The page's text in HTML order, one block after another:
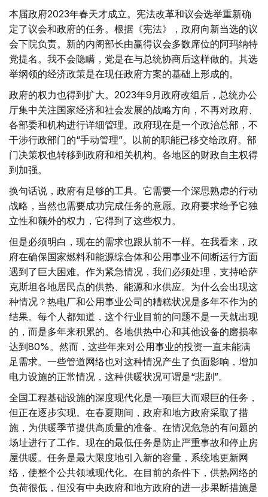
本届政府2023年春天才成立。宪法改革和议会选举重新确
定了议会和政府的任务。根据《宪法》，政府向新当选的议
会下院负责。新的内阁部长由赢得议会多数席位的阿玛纳特
党提名。我不会隐瞒，党是在与总统协商后这样做的。其选
举纲领的经济政策是在现任政府方案的基础上形成的。
政府的权力也得到扩大。2023年9月政府改组后，总统办公
厅集中关注国家经济和社会发展的战略方向，不再对政府、
各部委和机构进行详细管理。政府现在是一个政治总部，不
干涉行政部门的“手动管理”。以前的职能已移交给政府。部
门决策权也转移到政府和相关机构。各地区的财政自主权得
到加强。
换句话说，政府有足够的工具。它需要一个深思熟虑的行动
战略，当然也需要成功完成任务的意愿。政府要求给予它独
立性和额外的权力，它得到了这些权力。
但是必须明白，现在的需求也跟从前不一样。在我看来，政
府在确保国家燃料和能源综合体和公用事业不间断运行方面
遇到了巨大困难。作为紧急情况，我们必须处理，支持哈萨
克斯坦各地居民点的供热、能源和水供应。为什么会出现这
种情况？热电厂和公用事业公司的糟糕状况是多年不作为的
结果。每个人都知道，这个行业目前的问题不是一天就出现
的，而是多年来积累的。各地供热中心和其他设备的磨损率
达到80%。然而，这些年来对公用事业的投资一直未能满
足需求。一些管道网络也对这种情况产生了负面影响，增加
电力设施的正常情况，这种供暖状况可谓是“悲剧”。
全国工程基础设施的深度现代化是一项巨大而艰巨的任务，
但正在逐步实现。在春夏期间，政府和地方政府采取了措
施，为供暖季节提供高质量的准备。在情况危急的有问题的
场址进行了工作。现在的最低任务是防止严重事故和停止房
屋供暖。任务是最大限度地引入新的容量，系统地更新网
络，使整个公共领域现代化。在目前的条件下，供热网络的
负荷很低，但没有中央政府和地方政府的进一步果断措施是